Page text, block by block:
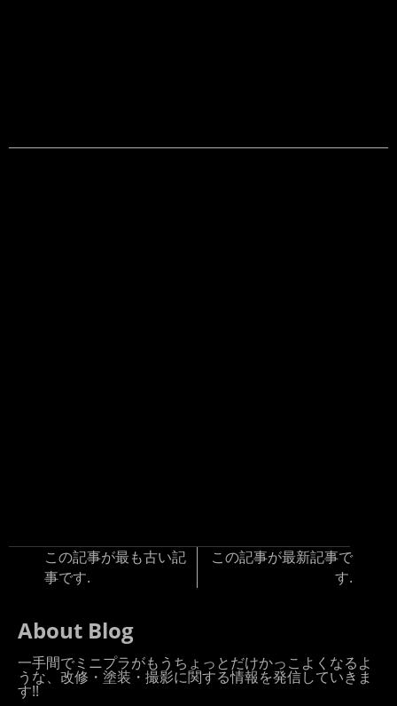
この記事が最も古い記
事です.
この記事が最新記事で
す.
About Blog
一手間でミニプラがもうちょっとだけかっこよくなるよ
うな、改修・塗装・撮影に関する情報を発信していきま
す!!